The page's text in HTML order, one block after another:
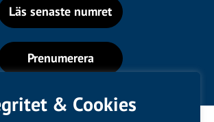
& Cookies
Läs senaste numret
Prenumerera